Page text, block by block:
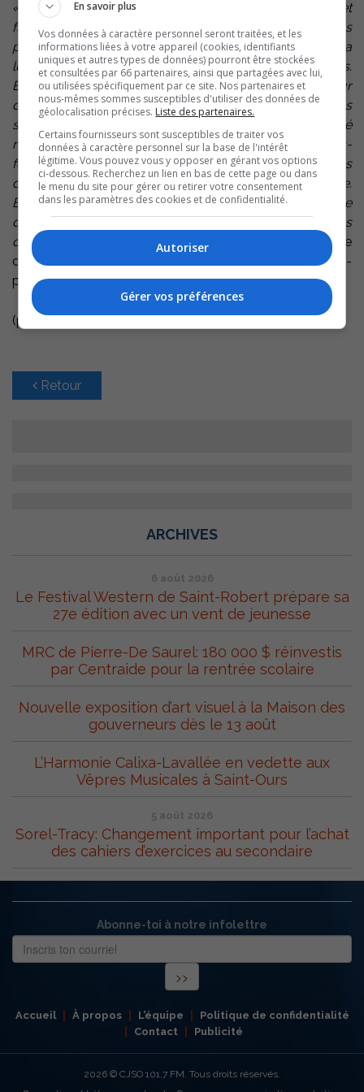
« Les femmes Sénégalaises sont rayonnantes et
flamboyantes par les couleurs des vêtements qu’elles
portent quotidiennement. Elles sont les rayons et la
lumière dans la grisaille et les difficultés parfois du pays.
Elles rayonnent également par leur implication et leur
dévouement dans leur travail acharné dans toutes les
sphères des organisations agricoles. Une particularité
remarquable, est qu’une loi porte sur la parité hommes-
femmes dans les institutions électives et semi-électives
du pays, ce qui est particulièrement rare dans le monde.
Elle démontre une volonté de reconnaissance du rôle
des femmes et d’atteindre la parité dans les instances
décisionnelles »
déclare Michèle Laberge, présidente
des Agricultrices de la Montérégie Est et 2
vice-
présidente des Agricultrices du Québec.
(photo : UPA de la Montérégie)
Retour
ARCHIVES
6 août 2026
Le Festival Western de Saint-Robert prépare sa
27e édition avec un vent de jeunesse
MRC de Pierre-De Saurel: 180 000 $ réinvestis
par Centraide pour la rentrée scolaire
Nouvelle exposition d’art visuel à la Maison des
gouverneurs dès le 13 août
L’Harmonie Calixa-Lavallée en vedette aux
Vêpres Musicales à Saint-Ours
5 août 2026
Sorel-Tracy: Changement important pour l’achat
des cahiers d’exercices au secondaire
Abonne-toi à notre infolettre
Accueil À propos L’équipe
Politique de confidentialité
Contact
Publicité
2026 © CJSO 101,7 FM. Tous droits réservés.
En savoir plus
Vos données à caractère personnel seront traitées, et les
informations liées à votre appareil (cookies, identifiants
uniques et autres types de données) pourront être stockées
et consultées par 66 partenaires, ainsi que partagées avec lui,
ou utilisées spécifiquement par ce site. Nos partenaires et
nous-mêmes sommes susceptibles d'utiliser des données de
géolocalisation précises. Liste des partenaires.
Certains fournisseurs sont susceptibles de traiter vos
données à caractère personnel sur la base de l'intérêt
légitime. Vous pouvez vous y opposer en gérant vos options
ci-dessous. Recherchez un lien en bas de cette page ou dans
le menu du site pour gérer ou retirer votre consentement
dans les paramètres des cookies et de confidentialité.
Autoriser
Gérer vos préférences